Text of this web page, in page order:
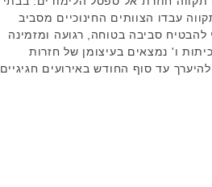
עבדו הצוותים החינוכיים מסביב
להבטיח סביבה בטוחה, רגועה ומזמינה
ו' נמצאים בעיצומן של חזרות
עד סוף החודש באירועים חגיגיים